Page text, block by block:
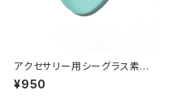
アクセサリー用シーグラス素材
(水色系) AS-20
¥950